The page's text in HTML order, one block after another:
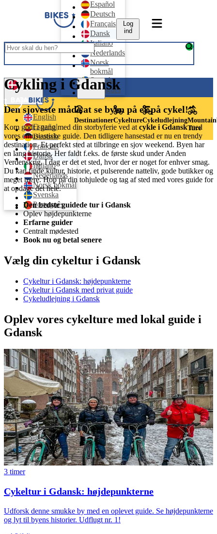
Español
Deutsch
Français
Dansk
Italiano
Nederlands
Norsk
bokmål
Svenska
Português
Log
ind
Dansk
English
Español
Deutsch
Français
Dansk
Italiano
Nederlands
Norsk bokmål
Svenska
Português
Log ind
DestinationerCykeltureCykeludlejning
Ture
Cykling i Gdansk
Den sjoveste måde at se byen på er på cykel!
Kom godt i gang med din storbyferie ved at cykle i Gdanskmed
vores entusiastiske guide. Den tidligere hansestad er nu en trendy
destination. Et perfekt sted at tilbringe en sjov weekend. Byen har
en lang historie. Her faldt f.eks. de første skud under Anden
Verdenskrig. I dag er det et sted, hvor der er noget for enhver smag.
Du kan finde kultur, historie, et pulserende natteliv, gode butikker og
meget mere. Hop på din tohjulede og tag af sted med vores guide for
at opdage det hele.
Den bedste guidede tur i Gdansk
Oplev højdepunkterne
Erfarne guider
Centralt mødested
Book nu og betal senere
Vælg din cykeltur i Gdansk
Cykeltur i Gdansk: højdepunkterne
Cykeltur i Gdansk med privat guide
Cykeludlejning i Gdansk
Oplev vores cykelture med lokal guide i
Gdansk
3 timer
Cykeltur i Gdansk: højdepunkterne
Udforsk denne smukke by med en oplevet guide. Se højdepunkterne
og lyt til byens historier. Udflugt nr. 1!